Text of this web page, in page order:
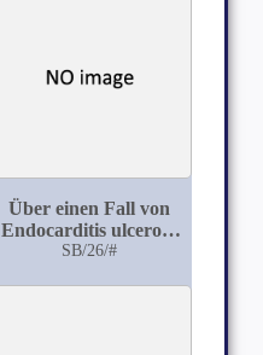
Über einen Fall von
Endocarditis ulcerosa
Aortae mit
SB/26/#